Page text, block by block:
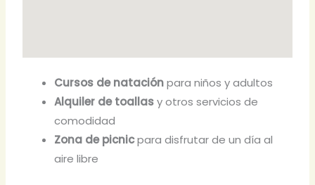
Cursos de nataciónpara niños y adultos
Alquiler de toallasy otros servicios de
comodidad
Zona de picnicpara disfrutar de un día al
aire libre